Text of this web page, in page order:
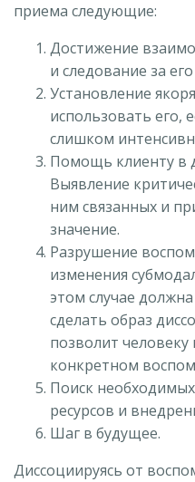
приема следующие:
Достижение
и следование за
Установление
использовать его,
слишком
Помощь клиенту в
Выявление
ним связанных и
значение.
Разрушение
изменения
этом случае
сделать образ
позволит человеку
конкретном
Поиск
ресурсов и
Шаг в будущее.
Диссоциируясь от